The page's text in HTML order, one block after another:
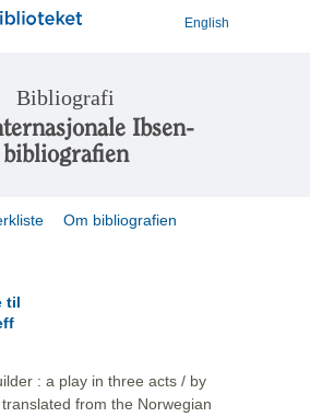
English
Bibliografi
Ibsen-
bibliografien
Om bibliografien
til
: a play in three acts / by
from the Norwegian